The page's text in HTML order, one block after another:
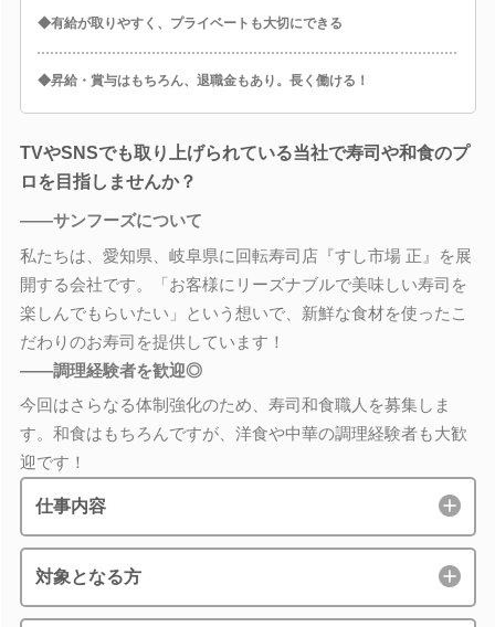
◆有給が取りやすく、プライベートも大切にできる
◆昇給・賞与はもちろん、退職金もあり。長く働ける！
TVやSNSでも取り上げられている当社で寿司や和食のプ
ロを目指しませんか？
――サンフーズについて
私たちは、愛知県、岐阜県に回転寿司店『すし市場 正』を展
開する会社です。「お客様にリーズナブルで美味しい寿司を
楽しんでもらいたい」という想いで、新鮮な食材を使ったこ
だわりのお寿司を提供しています！
――調理経験者を歓迎◎
今回はさらなる体制強化のため、寿司和食職人を募集しま
す。和食はもちろんですが、洋食や中華の調理経験者も大歓
迎です！
仕事内容
対象となる方